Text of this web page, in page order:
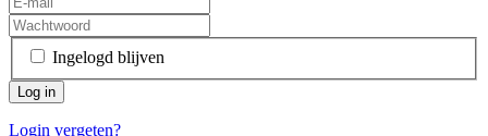
Ingelogd blijven
Login vergeten?